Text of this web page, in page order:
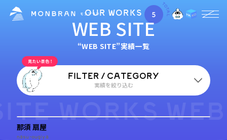
CATEGORY
ECサイト制作
OUR WORKS
WEB SITE
5
“WEB SITE”実績一覧
FILTER / CATEGORY
実績を絞り込む
業種
すべて
WORKS
那須 扇屋
nasu-ougiya